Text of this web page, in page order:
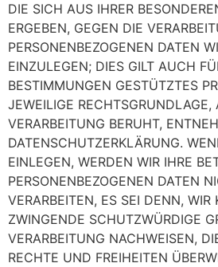
DIE SICH AUS IHRER
ERGEBEN, GEGEN DIE
PERSONENBEZOGENEN DATEN
EINZULEGEN; DIES GILT AUCH
BESTIMMUNGEN GESTÜTZTES
JEWEILIGE RECHTSGRUNDLAGE,
VERARBEITUNG BERUHT,
DATENSCHUTZERKLÄRUNG.
EINLEGEN, WERDEN WIR IHRE
PERSONENBEZOGENEN DATEN
VERARBEITEN, ES SEI DENN, WIR
ZWINGENDE SCHUTZWÜRDIGE
VERARBEITUNG NACHWEISEN,
RECHTE UND FREIHEITEN